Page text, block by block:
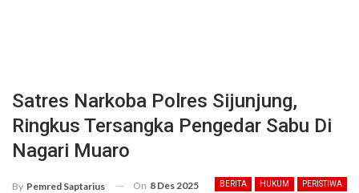
Satres Narkoba Polres Sijunjung,
Ringkus Tersangka Pengedar Sabu Di
Nagari Muaro
BERITA HUKUM PERISTIWA
By Pemred Saptarius On 8 Des 2025